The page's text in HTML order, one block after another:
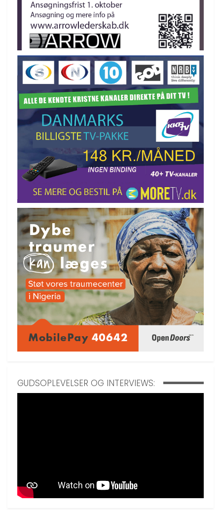
GUDSOPLEVELSER OG INTERVIEWS: